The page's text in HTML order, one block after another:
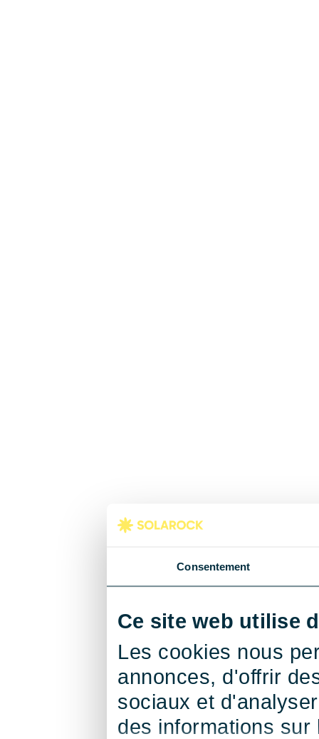
Consentement
Ce site web utilise
Les cookies nous
annonces, d'offrir
sociaux et
des informations